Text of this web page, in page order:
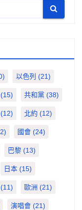
以色列 (21)
(15) 共和黨 (38)
(12) 北約 (12)
國會 (24)
巴黎 (13)
日本 (15)
(11) 歐洲 (21)
演唱會 (21)